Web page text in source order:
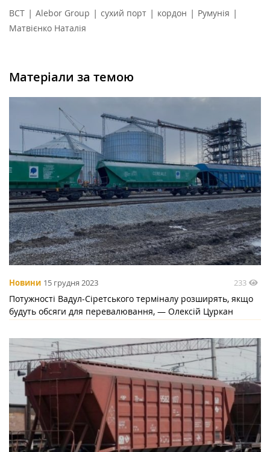
ВСТ | Alebor Group | сухий порт | кордон | Румунія |
Матвієнко Наталія
Матеріали за темою
Новини 15 грудня 2023 233
Потужності Вадул-Сіретського терміналу розширять, якщо
будуть обсяги для перевалювання, — Олексій Цуркан